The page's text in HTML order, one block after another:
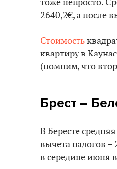
тоже непросто.
2640,2€, а после
Стоимость
квартиру в
(помним, что
Брест –
В Бересте
вычета налогов
в середине июня